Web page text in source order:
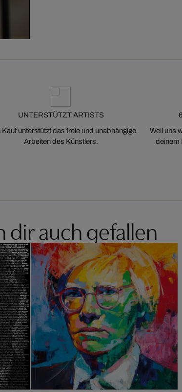
UNTERSTÜTZT ARTISTS
Kauf unterstützt das freie und unabhängige
Arbeiten des Künstlers.
Weil uns
deinem
dir auch gefallen